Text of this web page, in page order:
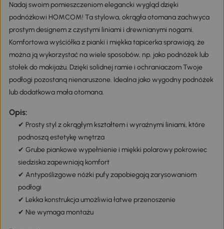
Nadaj swoim pomieszczeniom elegancki wygląd dzięki
podnóżkowi HOMCOM! Ta stylowa, okrągła otomana zachwyca
prostym designem z czystymi liniami i drewnianymi nogami.
Komfortowa wyściółka z pianki i miękka tapicerka sprawiają, że
można ją wykorzystać na wiele sposobów, np. jako podnóżek lub
stołek do makijażu. Dzięki solidnej ramie i ochraniaczom Twoje
podłogi pozostaną nienaruszone. Idealna jako wygodny podnóżek
lub dodatkowa mała otomana.
Opis:
✔ Prosty styl z okrągłym kształtem i wyraźnymi liniami, które
podnoszą estetykę wnętrza
✔ Grube piankowe wypełnienie i miękki polarowy pokrowiec
siedziska zapewniają komfort
✔ Antypoślizgowe nóżki pufy zapobiegają zarysowaniom
podłogi
✔ Lekka konstrukcja umożliwia łatwe przenoszenie
✔ Nie wymaga montażu